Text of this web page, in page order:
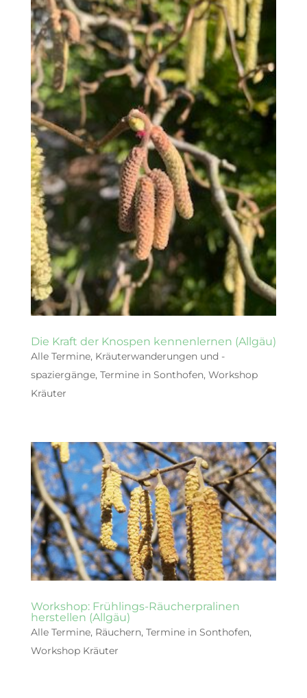
Die Kraft der Knospen kennenlernen (Allgäu)
Alle Termine, Kräuterwanderungen und -
spaziergänge, Termine in Sonthofen, Workshop
Kräuter
Workshop: Frühlings-Räucherpralinen
herstellen (Allgäu)
Alle Termine, Räuchern, Termine in Sonthofen,
Workshop Kräuter